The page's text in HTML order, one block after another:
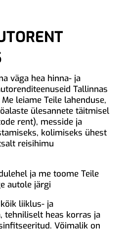
väga hea hinna- ja
Tallinnas
leiame Teile lahenduse,
ülesannete täitmisel
rent), messide ja
kolimiseks ühest
reisihimu
ja me toome Teile
autole järgi
liiklus- ja
tehniliselt heas korras ja
Võimalik on